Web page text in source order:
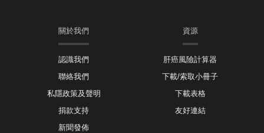
關於我們
認識我們
聯絡我們
私隱政策及聲明
捐款支持
新聞發佈
資源
肝癌風險計算器
下載/索取小冊子
下載表格
友好連結